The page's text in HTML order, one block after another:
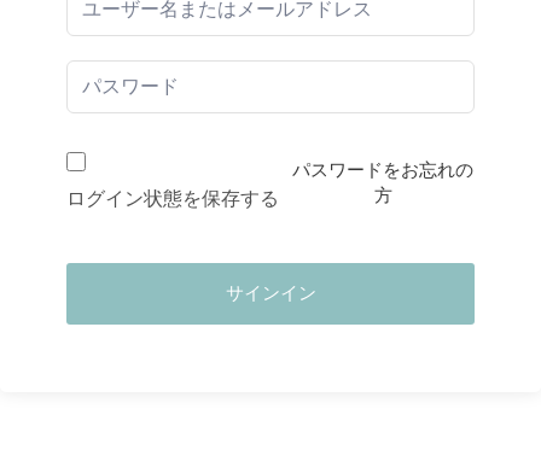
ログイン状態を保存する
パスワードをお忘れの
方
サインイン